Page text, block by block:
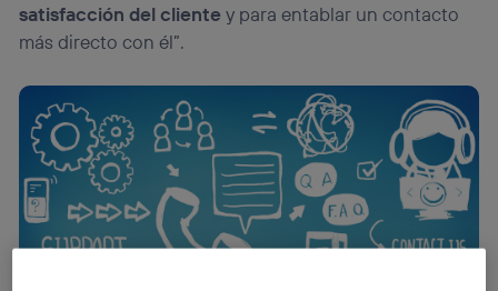
satisfacción del cliente y para entablar un contacto
más directo con él”.